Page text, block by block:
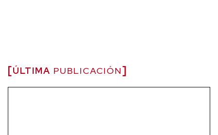
ÚLTIMA PUBLICACIÓN